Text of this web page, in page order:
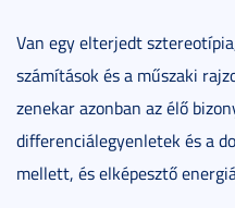
Van egy elterjedt
számítások és a műszaki
zenekar azonban az élő
differenciálegyenletek és a
mellett, és elképesztő